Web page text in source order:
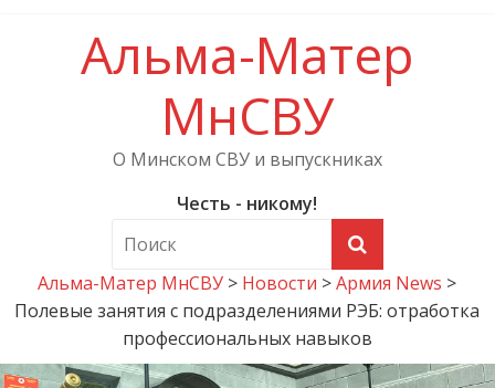
Альма-Матер
МнСВУ
О Минском СВУ и выпускниках
Честь - никому!
Альма-Матер МнСВУ > Новости >Армия News >
Полевые занятия c подразделениями РЭБ: отработка
профессиональных навыков